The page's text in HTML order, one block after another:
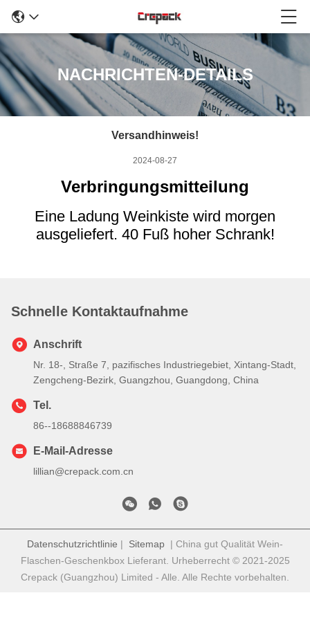
NACHRICHTEN-DETAILS
Versandhinweis!
2024-08-27
Verbringungsmitteilung
Eine Ladung Weinkiste wird morgen
ausgeliefert. 40 Fuß hoher Schrank!
Schnelle Kontaktaufnahme
Anschrift
Nr. 18-, Straße 7, pazifisches Industriegebiet, Xintang-Stadt,
Zengcheng-Bezirk, Guangzhou, Guangdong, China
Tel.
86--18688846739
E-Mail-Adresse
lillian@crepack.com.cn
Datenschutzrichtlinie | Sitemap | China gut Qualität Wein-
Flaschen-Geschenkbox Lieferant. Urheberrecht © 2021-2025
Crepack (Guangzhou) Limited - Alle. Alle Rechte vorbehalten.